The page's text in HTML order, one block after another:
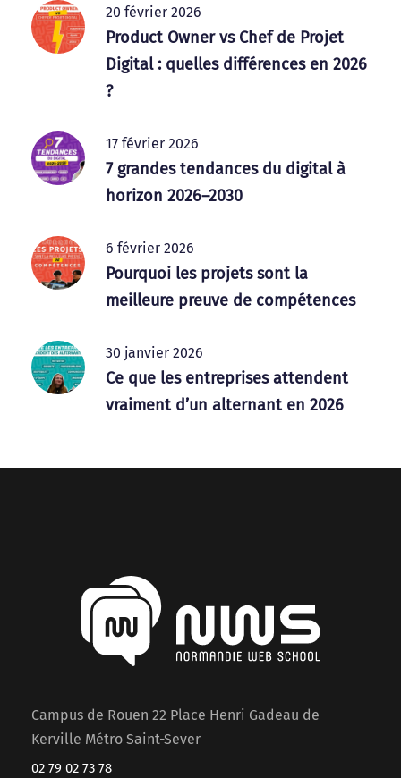
20 février 2026
Product Owner vs Chef de Projet
Digital : quelles différences en 2026
?
17 février 2026
7 grandes tendances du digital à
horizon 2026–2030
6 février 2026
Pourquoi les projets sont la
meilleure preuve de compétences
30 janvier 2026
Ce que les entreprises attendent
vraiment d’un alternant en 2026
Campus de Rouen 22 Place Henri Gadeau de
Kerville Métro Saint-Sever
02 79 02 73 78